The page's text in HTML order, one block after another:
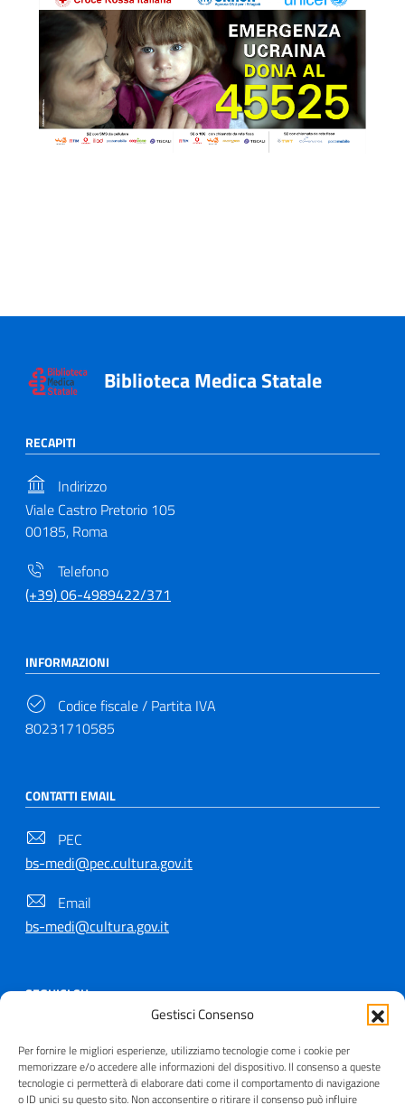
Gestisci Consenso
Per fornire le migliori esperienze, utilizziamo tecnologie come i cookie per
memorizzare e/o accedere alle informazioni del dispositivo. Il consenso a queste
tecnologie ci permetterà di elaborare dati come il comportamento di navigazione
o ID unici su questo sito. Non acconsentire o ritirare il consenso può influire
Biblioteca Medica Statale
RECAPITI
Indirizzo
Viale Castro Pretorio 105
00185, Roma
Telefono
(+39) 06-4989422/371
INFORMAZIONI
Codice fiscale / Partita IVA
80231710585
CONTATTI EMAIL
PEC
bs-medi@pec.cultura.gov.it
Email
bs-medi@cultura.gov.it
SEGUICI SU
Copyright © 2021 - 2026